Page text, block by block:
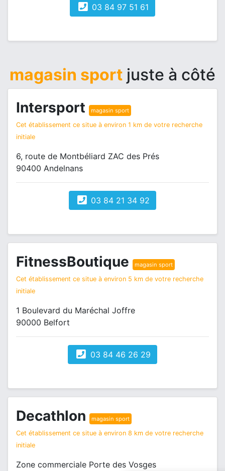
03 84 97 51 61
magasin sport juste à côté
Intersport magasin sport
Cet établissement ce situe à environ 1 km de votre recherche
initiale
6, route de Montbéliard ZAC des Prés
90400 Andelnans
03 84 21 34 92
FitnessBoutique magasin sport
Cet établissement ce situe à environ 5 km de votre recherche
initiale
1 Boulevard du Maréchal Joffre
90000 Belfort
03 84 46 26 29
Decathlon magasin sport
Cet établissement ce situe à environ 8 km de votre recherche
initiale
Zone commerciale Porte des Vosges